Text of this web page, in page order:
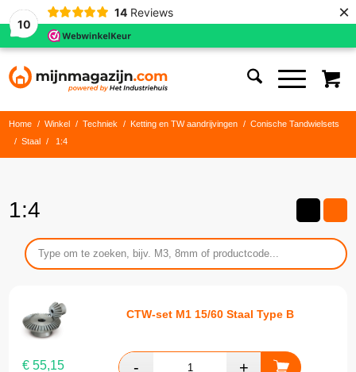
10
14 Reviews ×
Home / Winkel / Techniek / Ketting en TW aandrijvingen / Conische Tandwielsets
/ Staal / 1:4
1:4
CTW-set M1 15/60 Staal Type B
€55,15